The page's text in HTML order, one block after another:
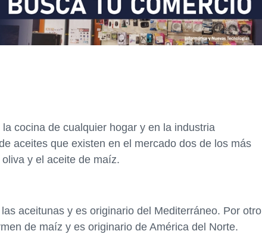
cocina de cualquier hogar y en la industria
aceites que existen en el mercado dos de los más
y el aceite de maíz.
aceitunas y es originario del Mediterráneo. Por otro
de maíz y es originario de América del Norte.